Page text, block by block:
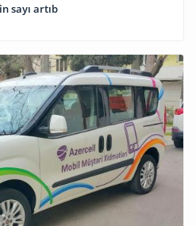
sayı artıb